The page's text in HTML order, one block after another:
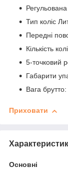
Тип коліс
Передні
Кількість
5-точковий
Габарити
Вага брутто:
Приховати
Основні